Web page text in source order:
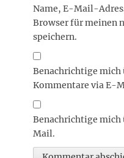
Name, E-Mail-
Browser für meinen
speichern.
Benachrichtige mich
Kommentare via E-
Benachrichtige mich
Mail.